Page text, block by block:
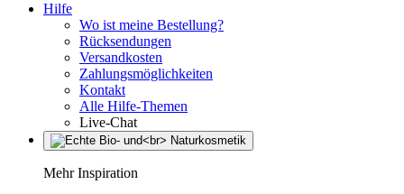
Hilfe
Wo ist meine Bestellung?
Rücksendungen
Versandkosten
Zahlungsmöglichkeiten
Kontakt
Alle Hilfe-Themen
Live-Chat
Mehr Inspiration